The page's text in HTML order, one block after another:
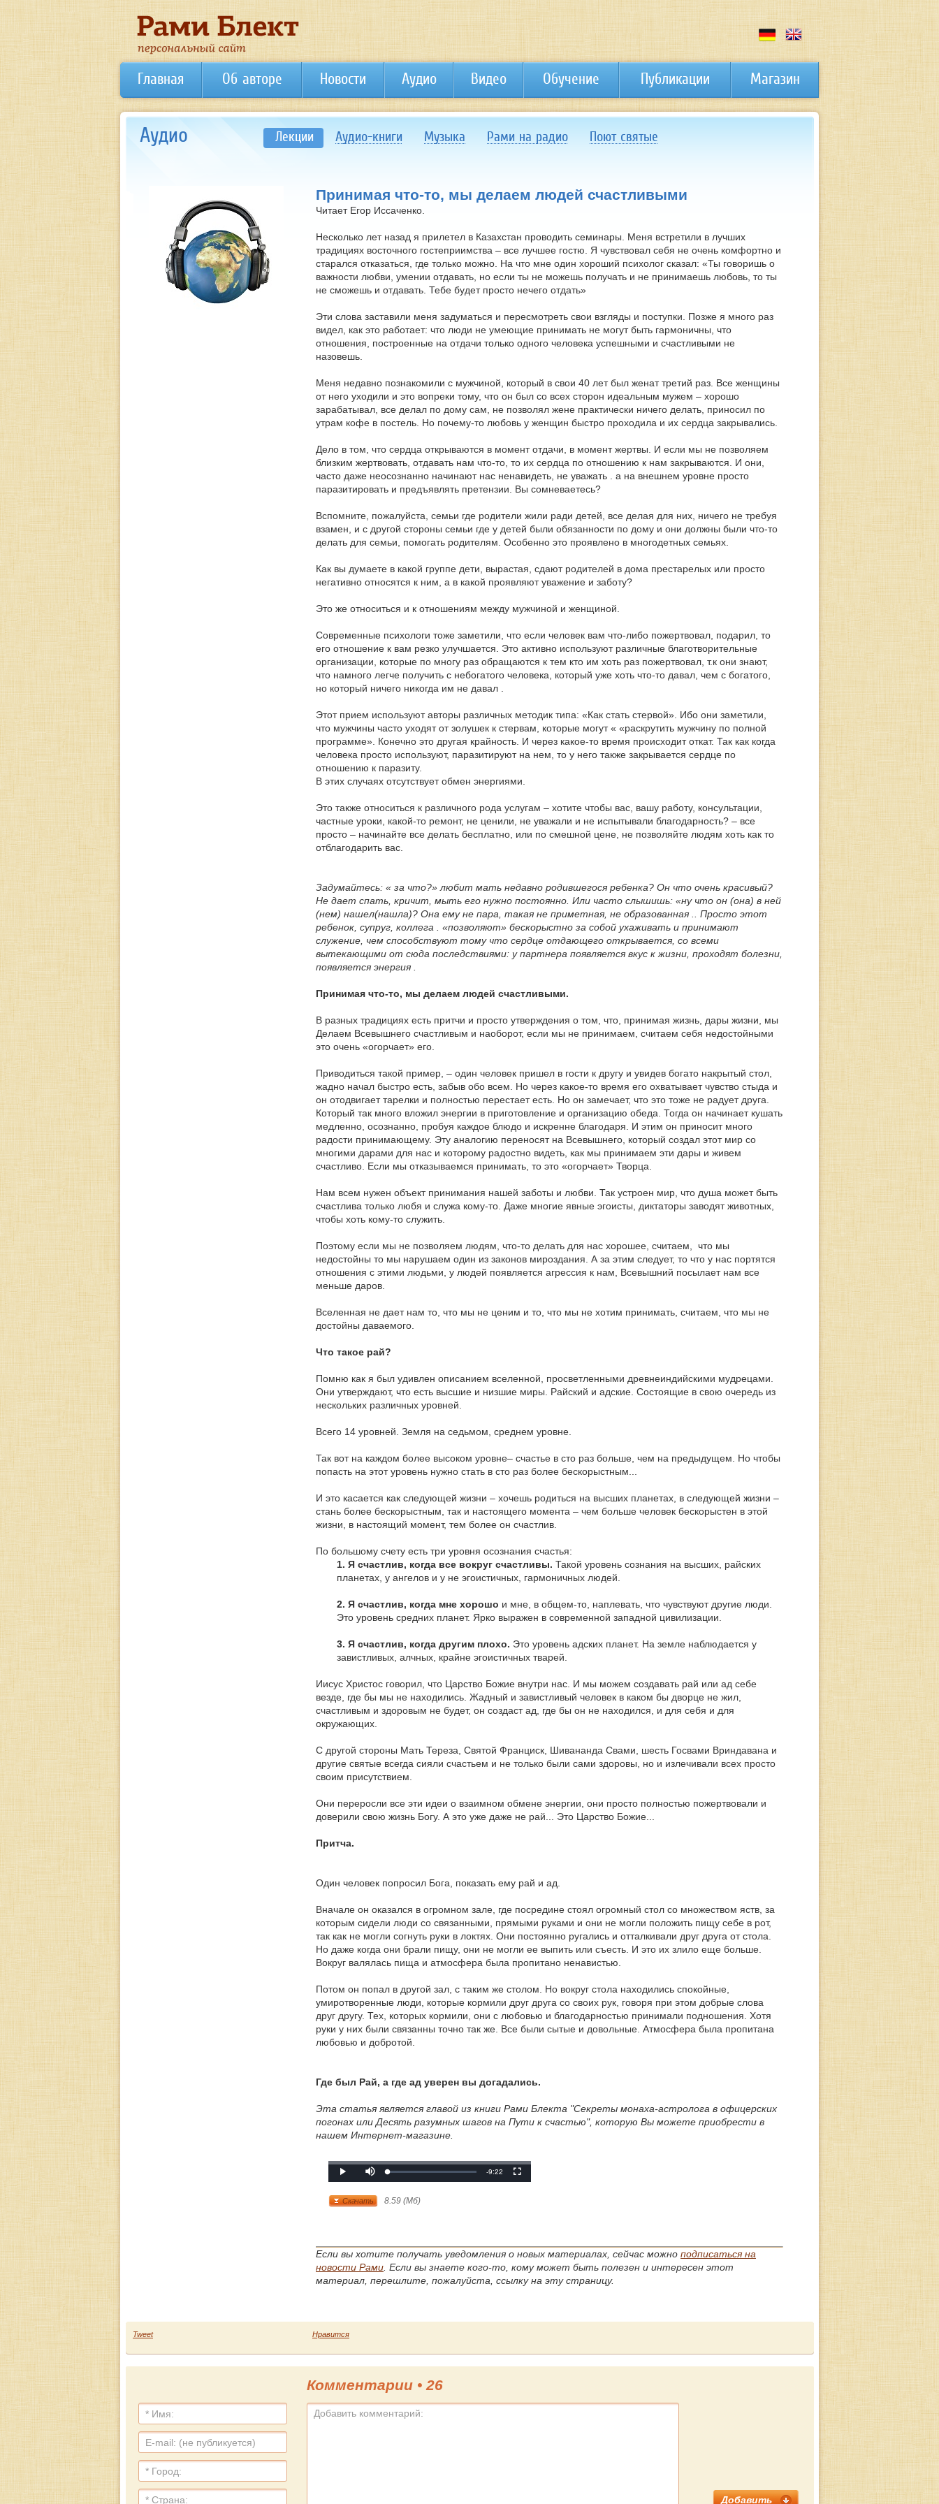
Главная Об авторе Новости Аудио Видео Обучение Публикации Магазин
Лекции Аудио-книги Музыка Рами на радио Поют святые
Аудио
Принимая что-то, мы делаем людей счастливыми
Читает Егор Иссаченко.
Несколько лет назад я прилетел в Казахстан проводить семинары. Меня встретили в лучших
традициях восточного гостеприимства – все лучшее гостю. Я чувствовал себя не очень комфортно и
старался отказаться, где только можно. На что мне один хороший психолог сказал: «Ты говоришь о
важности любви, умении отдавать, но если ты не можешь получать и не принимаешь любовь, то ты
не сможешь и отдавать. Тебе будет просто нечего отдать»
Эти слова заставили меня задуматься и пересмотреть свои взгляды и поступки. Позже я много раз
видел, как это работает: что люди не умеющие принимать не могут быть гармоничны, что
отношения, построенные на отдачи только одного человека успешными и счастливыми не
назовешь.
Меня недавно познакомили с мужчиной, который в свои 40 лет был женат третий раз. Все женщины
от него уходили и это вопреки тому, что он был со всех сторон идеальным мужем – хорошо
зарабатывал, все делал по дому сам, не позволял жене практически ничего делать, приносил по
утрам кофе в постель. Но почему-то любовь у женщин быстро проходила и их сердца закрывались.
Дело в том, что сердца открываются в момент отдачи, в момент жертвы. И если мы не позволяем
близким жертвовать, отдавать нам что-то, то их сердца по отношению к нам закрываются. И они,
часто даже неосознанно начинают нас ненавидеть, не уважать . а на внешнем уровне просто
паразитировать и предъявлять претензии. Вы сомневаетесь?
Вспомните, пожалуйста, семьи где родители жили ради детей, все делая для них, ничего не требуя
взамен, и с другой стороны семьи где у детей были обязанности по дому и они должны были что-то
делать для семьи, помогать родителям. Особенно это проявлено в многодетных семьях.
Как вы думаете в какой группе дети, вырастая, сдают родителей в дома престарелых или просто
негативно относятся к ним, а в какой проявляют уважение и заботу?
Это же относиться и к отношениям между мужчиной и женщиной.
Современные психологи тоже заметили, что если человек вам что-либо пожертвовал, подарил, то
его отношение к вам резко улучшается. Это активно используют различные благотворительные
организации, которые по многу раз обращаются к тем кто им хоть раз пожертвовал, т.к они знают,
что намного легче получить с небогатого человека, который уже хоть что-то давал, чем с богатого,
но который ничего никогда им не давал .
Этот прием используют авторы различных методик типа: «Как стать стервой». Ибо они заметили,
что мужчины часто уходят от золушек к стервам, которые могут « «раскрутить мужчину по полной
программе». Конечно это другая крайность. И через какое-то время происходит откат. Так как когда
человека просто используют, паразитируют на нем, то у него также закрывается сердце по
отношению к паразиту.
В этих случаях отсутствует обмен энергиями.
Это также относиться к различного рода услугам – хотите чтобы вас, вашу работу, консультации,
частные уроки, какой-то ремонт, не ценили, не уважали и не испытывали благодарность? – все
просто – начинайте все делать бесплатно, или по смешной цене, не позволяйте людям хоть как то
отблагодарить вас.
Задумайтесь: « за что?» любит мать недавно родившегося ребенка? Он что очень красивый?
Не дает спать, кричит, мыть его нужно постоянно. Или часто слышишь: «ну что он (она) в ней
(нем) нашел(нашла)? Она ему не пара, такая не приметная, не образованная .. Просто этот
ребенок, супруг, коллега . «позволяют» бескорыстно за собой ухаживать и принимают
служение, чем способствуют тому что сердце отдающего открывается, со всеми
вытекающими от сюда последствиями: у партнера появляется вкус к жизни, проходят болезни,
появляется энергия .
Принимая что-то, мы делаем людей счастливыми.
В разных традициях есть притчи и просто утверждения о том, что, принимая жизнь, дары жизни, мы
Делаем Всевышнего счастливым и наоборот, если мы не принимаем, считаем себя недостойными
это очень «огорчает» его.
Приводиться такой пример, – один человек пришел в гости к другу и увидев богато накрытый стол,
жадно начал быстро есть, забыв обо всем. Но через какое-то время его охватывает чувство стыда и
он отодвигает тарелки и полностью перестает есть. Но он замечает, что это тоже не радует друга.
Который так много вложил энергии в приготовление и организацию обеда. Тогда он начинает кушать
медленно, осознанно, пробуя каждое блюдо и искренне благодаря. И этим он приносит много
радости принимающему. Эту аналогию переносят на Всевышнего, который создал этот мир со
многими дарами для нас и которому радостно видеть, как мы принимаем эти дары и живем
счастливо. Если мы отказываемся принимать, то это «огорчает» Творца.
Нам всем нужен объект принимания нашей заботы и любви. Так устроен мир, что душа может быть
счастлива только любя и служа кому-то. Даже многие явные эгоисты, диктаторы заводят животных,
чтобы хоть кому-то служить.
Поэтому если мы не позволяем людям, что-то делать для нас хорошее, считаем, что мы
недостойны то мы нарушаем один из законов мироздания. А за этим следует, то что у нас портятся
отношения с этими людьми, у людей появляется агрессия к нам, Всевышний посылает нам все
меньше даров.
Вселенная не дает нам то, что мы не ценим и то, что мы не хотим принимать, считаем, что мы не
достойны даваемого.
Что такое рай?
Помню как я был удивлен описанием вселенной, просветленными древнеиндийскими мудрецами.
Они утверждают, что есть высшие и низшие миры. Райский и адские. Состоящие в свою очередь из
нескольких различных уровней.
Всего 14 уровней. Земля на седьмом, среднем уровне.
Так вот на каждом более высоком уровне– счастье в сто раз больше, чем на предыдущем. Но чтобы
попасть на этот уровень нужно стать в сто раз более бескорыстным...
И это касается как следующей жизни – хочешь родиться на высших планетах, в следующей жизни –
стань более бескорыстным, так и настоящего момента – чем больше человек бескорыстен в этой
жизни, в настоящий момент, тем более он счастлив.
По большому счету есть три уровня осознания счастья:
1. Я счастлив, когда все вокруг счастливы. Такой уровень сознания на высших, райских
планетах, у ангелов и у не эгоистичных, гармоничных людей.
2. Я счастлив, когда мне хорошо и мне, в общем-то, наплевать, что чувствуют другие люди.
Это уровень средних планет. Ярко выражен в современной западной цивилизации.
3. Я счастлив, когда другим плохо. Это уровень адских планет. На земле наблюдается у
завистливых, алчных, крайне эгоистичных тварей.
Иисус Христос говорил, что Царство Божие внутри нас. И мы можем создавать рай или ад себе
везде, где бы мы не находились. Жадный и завистливый человек в каком бы дворце не жил,
счастливым и здоровым не будет, он создаст ад, где бы он не находился, и для себя и для
окружающих.
С другой стороны Мать Тереза, Святой Франциск, Шивананда Свами, шесть Госвами Вриндавана и
другие святые всегда сияли счастьем и не только были сами здоровы, но и излечивали всех просто
своим присутствием.
Они переросли все эти идеи о взаимном обмене энергии, они просто полностью пожертвовали и
доверили свою жизнь Богу. А это уже даже не рай... Это Царство Божие...
Притча.
Один человек попросил Бога, показать ему рай и ад.
Вначале он оказался в огромном зале, где посредине стоял огромный стол со множеством яств, за
которым сидели люди со связанными, прямыми руками и они не могли положить пищу себе в рот,
так как не могли согнуть руки в локтях. Они постоянно ругались и отталкивали друг друга от стола.
Но даже когда они брали пищу, они не могли ее выпить или съесть. И это их злило еще больше.
Вокруг валялась пища и атмосфера была пропитано ненавистью.
Потом он попал в другой зал, с таким же столом. Но вокруг стола находились спокойные,
умиротворенные люди, которые кормили друг друга со своих рук, говоря при этом добрые слова
друг другу. Тех, которых кормили, они с любовью и благодарностью принимали подношения. Хотя
руки у них были связанны точно так же. Все были сытые и довольные. Атмосфера была пропитана
любовью и добротой.
Где был Рай, а где ад уверен вы догадались.
Эта статья является главой из книги Рами Блекта "Секреты монаха-астролога в офицерских
погонах или Десять разумных шагов на Пути к счастью", которую Вы можете приобрести в
нашем Интернет-магазине.
Play
Mute
Loaded:
0%
Progress:
Remaining
-9:22 Fullscreen
Скачать 8.59 (Мб)
Если вы хотите получать уведомления о новых материалах, сейчас можно подписаться на
новости Рами . Если вы знаете кого-то, кому может быть полезен и интересен этот
материал, перешлите, пожалуйста, ссылку на эту страницу.
Tweet Нравится
Комментарии • 26
Добавить